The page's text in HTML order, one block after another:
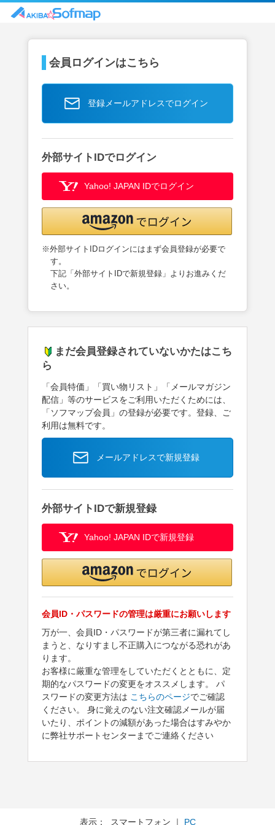
会員ログインはこちら
登録メールアドレスでログイン
外部サイトIDでログイン
Yahoo! JAPAN IDでログイン
※外部サイトIDログインにはまず会員登録が必要で
す。
下記「外部サイトIDで新規登録」よりお進みくだ
さい。
まだ会員登録されていないかたはこち
ら
「会員特価」「買い物リスト」「メールマガジン
配信」等のサービスをご利用いただくためには、
「ソフマップ会員」の登録が必要です。登録、ご
利用は無料です。
メールアドレスで新規登録
外部サイトIDで新規登録
Yahoo! JAPAN IDで新規登録
会員ID・パスワードの管理は厳重にお願いします
万が一、会員ID・パスワードが第三者に漏れてし
まうと、なりすまし不正購入につながる恐れがあ
ります。
お客様に厳重な管理をしていただくとともに、定
期的なパスワードの変更をオススメします。 パ
スワードの変更方法は こちらのページでご確認
ください。 身に覚えのない注文確認メールが届
いたり、ポイントの減額があった場合はすみやか
に弊社サポートセンターまでご連絡ください
表示： スマートフォン ｜ PC